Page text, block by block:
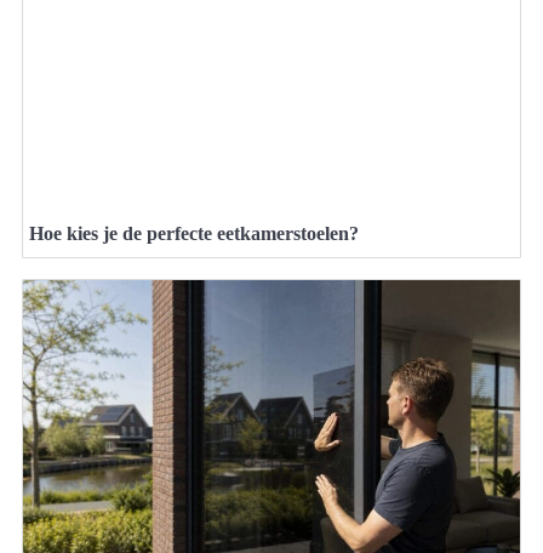
Hoe kies je de perfecte eetkamerstoelen?